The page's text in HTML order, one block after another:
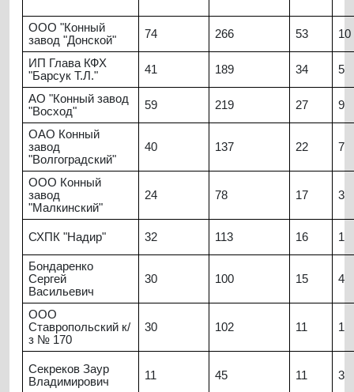
ООО "Конный
завод "Донской"
74 266 53 10
ИП Глава КФХ
"Барсук Т.Л."
41 189 34 5
АО "Конный завод
"Восход"
59 219 27 9
ОАО Конный
завод
"Волгоградский"
40 137 22 7
ООО Конный
завод
"Малкинский"
24 78 17 3
СХПК "Надир" 32 113 16 1
Бондаренко
Сергей
Васильевич
30 100 15 4
ООО
Ставропольский к/
з № 170
30 102 11 1
Секреков Заур
Владимирович
11 45 11 3